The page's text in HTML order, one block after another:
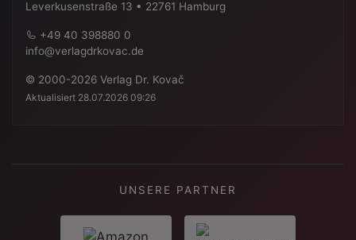
Leverkusenstraße 13 • 22761 Hamburg
+49 40 398880 0
info@verlagdrkovac.de
© 2000-2026 Verlag Dr. Kovač
Aktualisiert 28.07.2026 09:26
UNSERE PARTNER